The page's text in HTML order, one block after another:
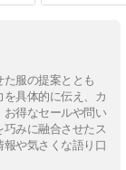
服の提案ととも
具体的に伝え、カ
お得なセールや問い
みに融合させたス
や気さくな語り口